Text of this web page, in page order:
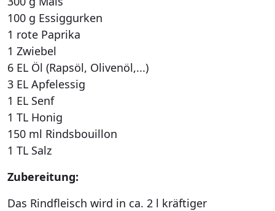
100 g Essiggurken
1 rote Paprika
1 Zwiebel
6 EL Öl (Rapsöl, Olivenöl,...)
3 EL Apfelessig
1 EL Senf
1 TL Honig
150 ml Rindsbouillon
1 TL Salz
Zubereitung:
Das Rindfleisch wird in ca. 2 l kräftiger